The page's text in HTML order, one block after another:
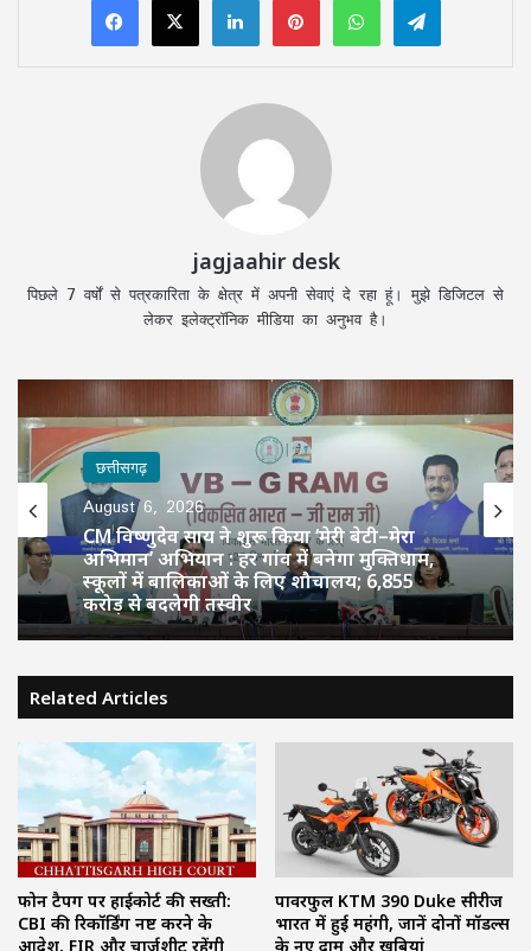
jagjaahir desk
पिछले 7 वर्षों से पत्रकारिता के क्षेत्र में अपनी सेवाएं दे रहा हूं। मुझे डिजिटल से
लेकर इलेक्ट्रॉनिक मीडिया का अनुभव है।
छत्तीसगढ़
August 6, 2026
CM विष्णुदेव साय ने शुरू किया ‘मेरी बेटी–मेरा
अभिमान’ अभियान : हर गांव में बनेगा मुक्तिधाम,
स्कूलों में बालिकाओं के लिए शौचालय; 6,855
करोड़ से बदलेगी तस्वीर
Related Articles
फोन टैपिंग पर हाईकोर्ट की सख्ती:
CBI की रिकॉर्डिंग नष्ट करने के
आदेश, FIR और चार्जशीट रहेंगी
पावरफुल KTM 390 Duke सीरीज
भारत में हुई महंगी, जानें दोनों मॉडल्स
के नए दाम और खूबियां